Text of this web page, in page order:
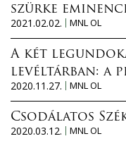
szürke
2021.02.02.
MNL OL
A két
levéltárban: a
2020.11.27.
MNL OL
Csodálatos
2020.03.12.
MNL OL